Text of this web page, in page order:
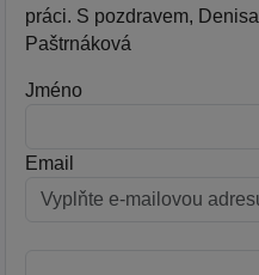
práci. S pozdravem, Denisa
Paštrnáková
Jméno
Email